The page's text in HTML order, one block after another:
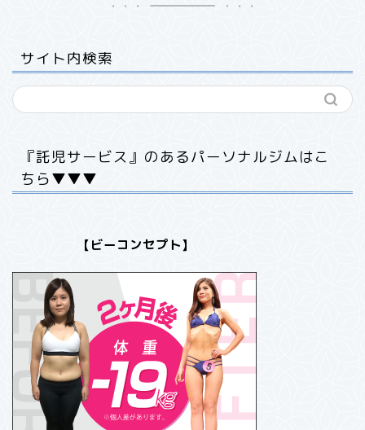
サイト内検索
『託児サービス』のあるパーソナルジムはこ
ちら▼▼▼
【ビーコンセプト】